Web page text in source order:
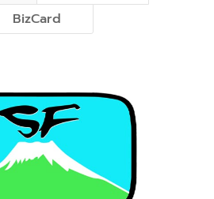
BizCard